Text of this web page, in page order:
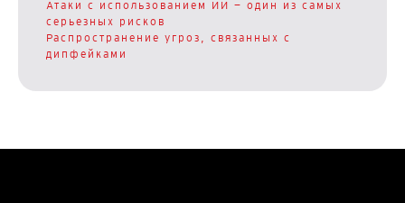
Атаки с использованием ИИ — один из самых
серьезных рисков
Распространение угроз, связанных с
дипфейками